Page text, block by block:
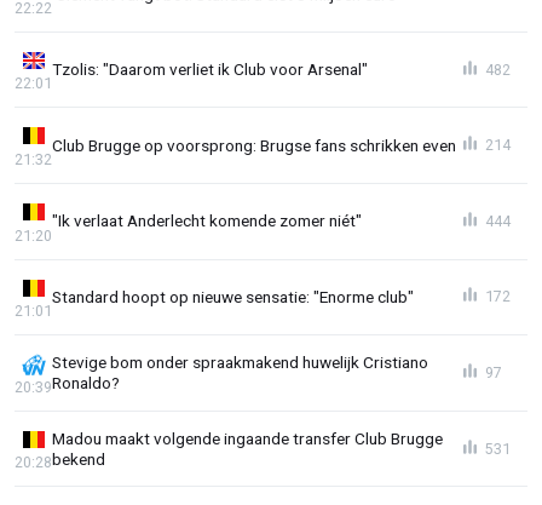
22:22
Tzolis: "Daarom verliet ik Club voor Arsenal"
22:01
482
Club Brugge op voorsprong: Brugse fans schrikken even
21:32
214
"Ik verlaat Anderlecht komende zomer niét"
21:20
444
Standard hoopt op nieuwe sensatie: "Enorme club"
21:01
172
Stevige bom onder spraakmakend huwelijk Cristiano
Ronaldo?
20:39
97
Madou maakt volgende ingaande transfer Club Brugge
bekend
20:28
531